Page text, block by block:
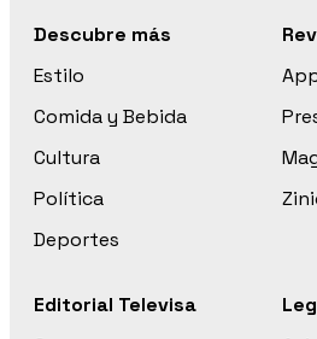
Descubre más
Estilo
Comida y Bebida
Cultura
Política
Deportes
Editorial Televisa